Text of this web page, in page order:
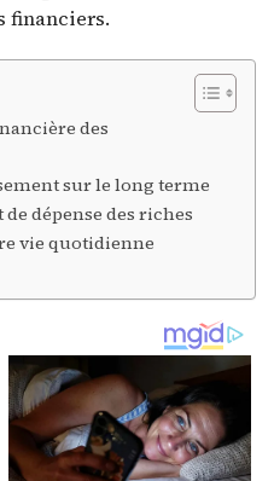
financiers.
des
sur le long terme
de dépense des riches
vie quotidienne